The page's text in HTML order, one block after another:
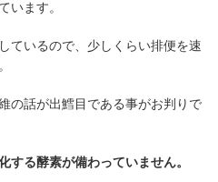
います。
ているので、少しくらい排便を速
の話が出鱈目である事がお判りで
する酵素が備わっていません。